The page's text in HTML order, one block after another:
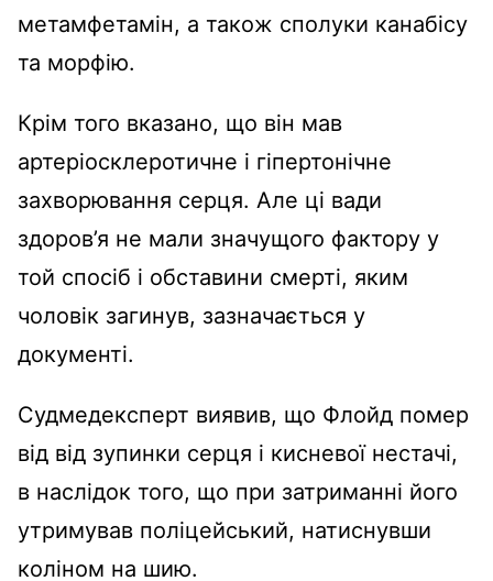
метамфетамін, а також сполуки канабісу
та морфію.
Крім того вказано, що він мав
артеріосклеротичне і гіпертонічне
захворювання серця. Але ці вади
здоров’я не мали значущого фактору у
той спосіб і обставини смерті, яким
чоловік загинув, зазначається у
документі.
Судмедексперт виявив, що Флойд помер
від від зупинки серця і кисневої нестачі,
в наслідок того, що при затриманні його
утримував поліцейський, натиснувши
коліном на шию.